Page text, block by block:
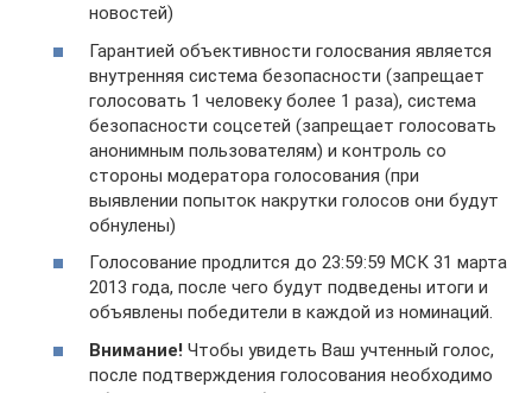
новостей)
Гарантией объективности голосвания является
внутренняя система безопасности (запрещает
голосовать 1 человеку более 1 раза), система
безопасности соцсетей (запрещает голосовать
анонимным пользователям) и контроль со
стороны модератора голосования (при
выявлении попыток накрутки голосов они будут
обнулены)
Голосование продлится до 23:59:59 МСК 31 марта
2013 года, после чего будут подведены итоги и
объявлены победители в каждой из номинаций.
Внимание! Чтобы увидеть Ваш учтенный голос,
после подтверждения голосования необходимо